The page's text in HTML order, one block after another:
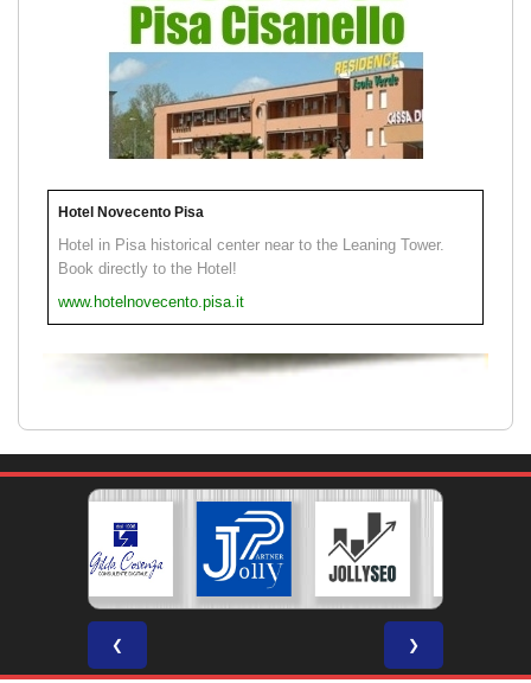
Hotel Novecento Pisa
Hotel in Pisa historical center near to the Leaning Tower.
Book directly to the Hotel!
www.hotelnovecento.pisa.it
❮ ❯